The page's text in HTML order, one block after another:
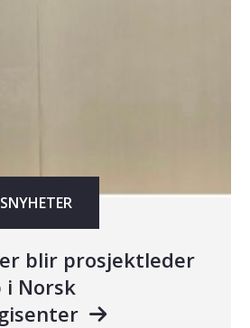
blir prosjektleder
i Norsk